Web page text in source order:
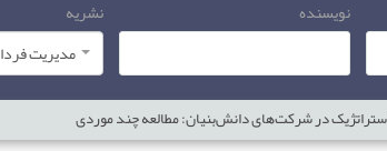
نویسنده
نشریه
مدیریت فردا
در شرکت‌های دانش‌بنیان: مطالعه چند موردی